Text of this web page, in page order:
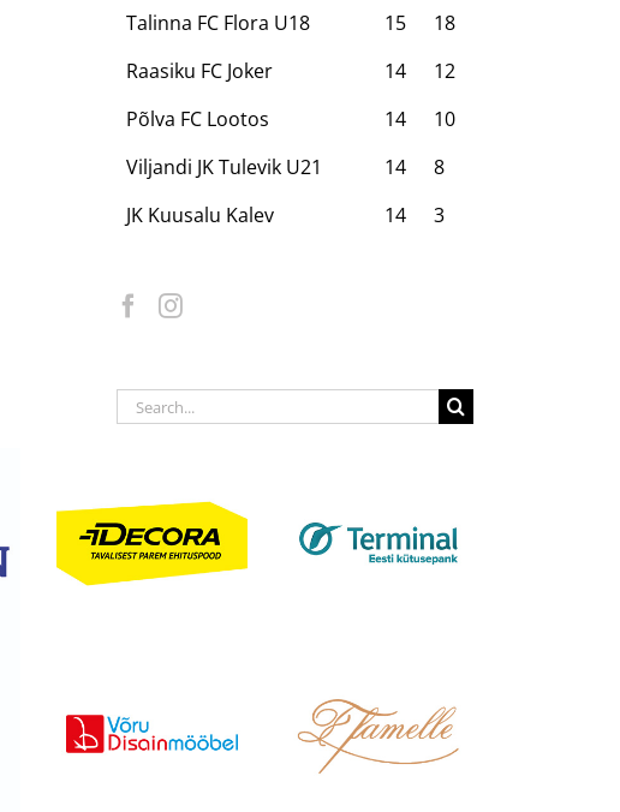
Talinna FC Flora U18
15
18
Raasiku FC Joker
14
12
Põlva FC Lootos
14
10
Viljandi JK Tulevik U21
14
8
JK Kuusalu Kalev
14 3
Search
for: